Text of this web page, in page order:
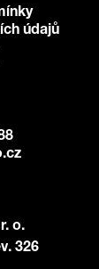
údajů
o.
326